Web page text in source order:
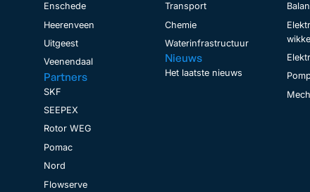
Enschede
Heerenveen
Uitgeest
Veenendaal
Partners
SKF
SEEPEX
Rotor WEG
Pomac
Nord
Flowserve
Transport
Chemie
Waterinfrastructuur
Nieuws
Het laatste nieuws